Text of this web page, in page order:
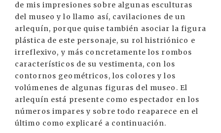
de mis impresiones sobre algunas esculturas
del museo y lo llamo así, cavilaciones de un
arlequín, porque quise también asociar la figura
plástica de este personaje, su rol histriónico e
irreflexivo, y más concretamente los rombos
característicos de su vestimenta, con los
contornos geométricos, los colores y los
volúmenes de algunas figuras del museo. El
arlequín está presente como espectador en los
números impares y sobre todo reaparece en el
último como explicaré a continuación.